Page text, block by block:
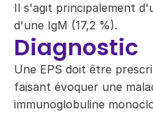
Il s'agit principalement
d'une IgM (17,2 %).
Diagnostic
Une EPS doit être
faisant évoquer une
immunoglobuline